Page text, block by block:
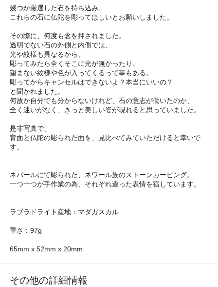
幾つか厳選した石を持ち込み、
これらの石に仏陀を彫ってほしいとお願いしました。
その際に、何度も念を押されました。
透明でない石の外側と内側では、
光や紋様も異なるから、
彫ってみたら全くそこに光が無かったり、
望まない紋様や色が入ってくるって事もある。
彫ってからキャンセルはできないよ？本当にいいの？
と聞かれました。
何故か自分でも分からないけれど、石の意志が働いたのか、
全く迷いがなく、きっと美しい姿が現れると思っていました。
是非写真で、
背面と仏陀の彫られた面を、見比べてみていただけると幸いで
す。
ネパールにて彫られた、ネワール族のストーンカービング。
一つ一つが手作業の為、それぞれ違った表情を宿しています。
ラブラドライト産地：マダガスカル
重さ：97g
65mm x 52mm x 20mm
その他の詳細情報